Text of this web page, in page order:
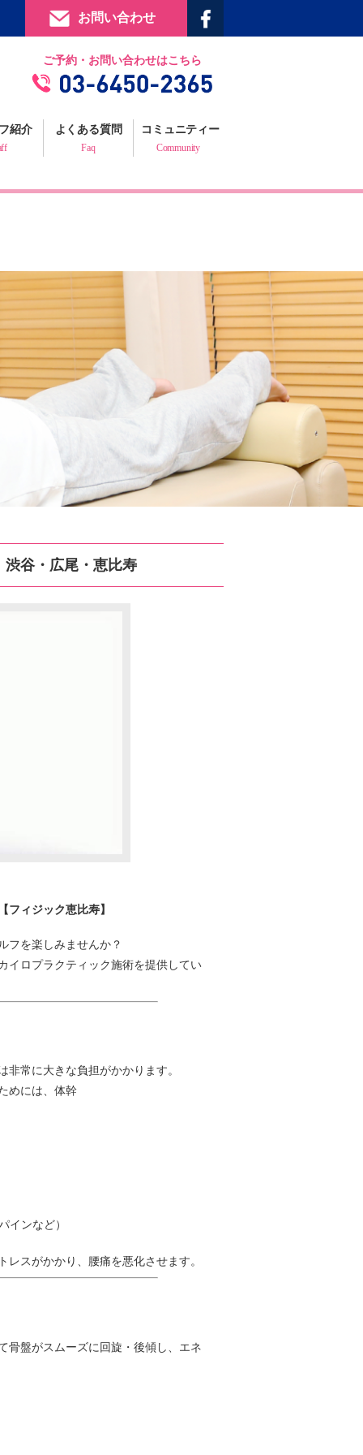
お問い合わせ
ご予約・お問い合わせはこちら
紹介 よくある質問
Faq
コミュニティー
Community
提携施設
フィジックスマイルギャラリー
プロフェッショナルからの推薦状
渋谷・広尾・恵比寿
フィジック恵比寿】
フを楽しみませんか？
イロプラクティック施術を提供してい
常に大きな負担がかかります。
めには、体幹
インなど）
スがかかり、腰痛を悪化させます。
骨盤がスムーズに回旋・後傾し、エネ